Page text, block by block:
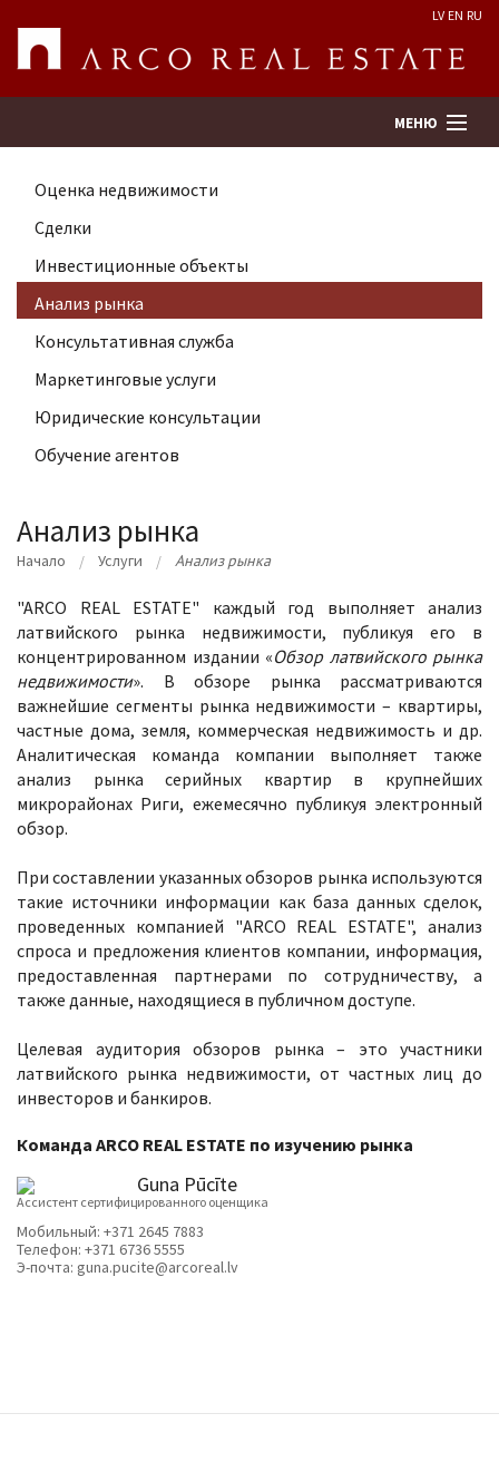
LV EN RU
МЕНЮ
Поиск
Оценка недвижимости
Предприятие
Kонтакты
Оценка недвижимости
Сделки
Инвестиционные объекты
Анализ рынка
Консультативная служба
Маркетинговые услуги
Юридические консультации
Обучение агентов
Анализ рынка
Начало Услуги Анализ рынка
"ARCO REAL ESTATE" каждый год выполняет анализ
латвийского рынка недвижимости, публикуя его в
концентрированном издании «Обзор латвийского рынка
недвижимости». В обзоре рынка рассматриваются
важнейшие сегменты рынка недвижимости – квартиры,
частные дома, земля, коммерческая недвижимость и др.
Аналитическая команда компании выполняет также
анализ рынка серийных квартир в крупнейших
микрорайонах Риги, ежемесячно публикуя электронный
обзор.
При составлении указанных обзоров рынка используются
такие источники информации как база данных сделок,
проведенных компанией "ARCO REAL ESTATE", анализ
спроса и предложения клиентов компании, информация,
предоставленная партнерами по сотрудничеству, а
также данные, находящиеся в публичном доступе.
Целевая аудитория обзоров рынка – это участники
латвийского рынка недвижимости, от частных лиц до
инвесторов и банкиров.
Команда ARCO REAL ESTATE по изучению рынка
Guna Pūcīte
Ассистент сертифицированного оценщика
Мобильный: +371 2645 7883
Телефон: +371 6736 5555
Э-почта: guna.pucite@arcoreal.lv